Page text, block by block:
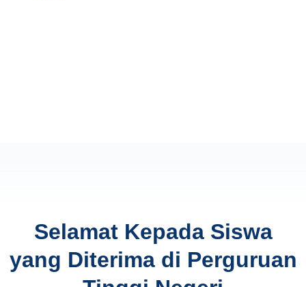
Selamat Kepada Siswa
yang Diterima di Perguruan